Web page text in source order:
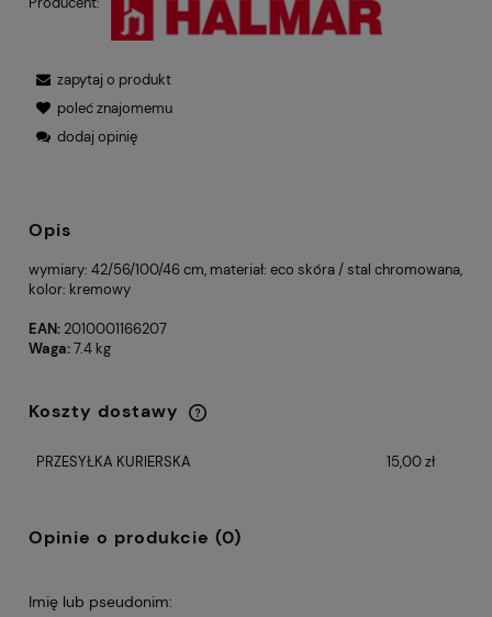
zapytaj o produkt
poleć znajomemu
dodaj opinię
Opis
wymiary: 42/56/100/46 cm, materiał: eco skóra / stal chromowana,
kolor: kremowy
EAN: 2010001166207
Waga:7.4 kg
Koszty dostawy
Cena nie zawiera ewentualnych kosztów
PRZESYŁKA KURIERSKA
15,00 zł
Opinie o produkcie (0)
Imię lub pseudonim: